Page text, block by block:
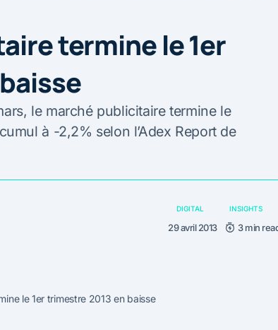
termine le 1er
le marché publicitaire termine le
à -2,2% selon l’Adex Report de
DIGITAL INSIGHTS
29 avril 2013 3 min
le 1er trimestre 2013 en baisse